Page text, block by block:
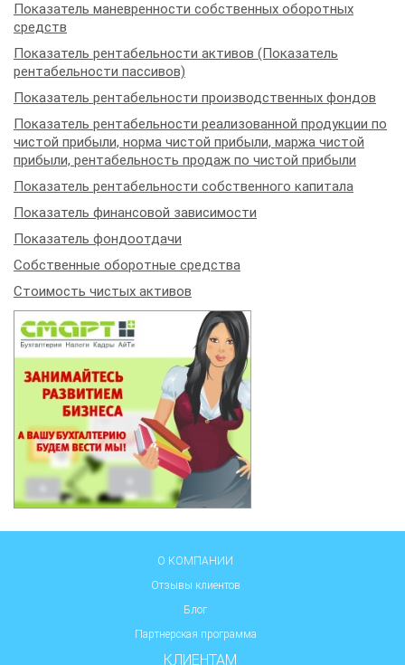
Показатель маневренности собственных оборотных
средств
Показатель рентабельности активов (Показатель
рентабельности пассивов)
Показатель рентабельности производственных фондов
Показатель рентабельности реализованной продукции по
чистой прибыли, норма чистой прибыли, маржа чистой
прибыли, рентабельность продаж по чистой прибыли
Показатель рентабельности собственного капитала
Показатель финансовой зависимости
Показатель фондоотдачи
Собственные оборотные средства
Стоимость чистых активов
О КОМПАНИИ
Отзывы клиентов
Блог
Партнерская программа
КЛИЕНТАМ